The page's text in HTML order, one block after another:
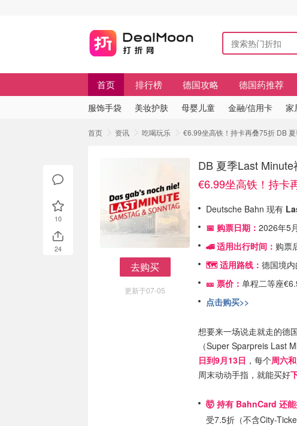
首页 排行榜 德国攻略 德国药推荐
服饰手袋 美妆护肤 母婴儿童 金融/信用卡 家
首页 资讯 吃喝玩乐 €6.99坐高铁！持卡再叠75折 DB
去购买
更新于07-05
DB 夏季Last
€6.99坐高铁！持卡
Deutsche Bahn 现有
📅 购票日期： 2026年5
🚄 适用出行时间： 购票
🗺️ 适用路线： 德国境内
🎫 票价： 单程二等座
点击购买>>
想要来一场说走就走的德
（Super Sparpreis Last
日到9月13日 ，每个周六
周末动动手指，就能买好
🤯 持有 BahnCard 还
受7.5折（不含City-
10
24